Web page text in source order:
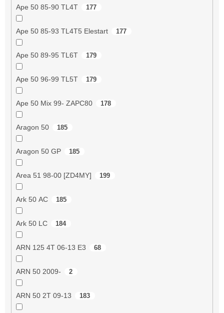
Ape 50 85-90 TL4T 177
Ape 50 85-93 TL4T5 Elestart 177
Ape 50 89-95 TL6T 179
Ape 50 96-99 TL5T 179
Ape 50 Mix 99- ZAPC80 178
Aragon 50 185
Aragon 50 GP 185
Area 51 98-00 [ZD4MY] 199
Ark 50 AC 185
Ark 50 LC 184
ARN 125 4T 06-13 E3 68
ARN 50 2009- 2
ARN 50 2T 09-13 183